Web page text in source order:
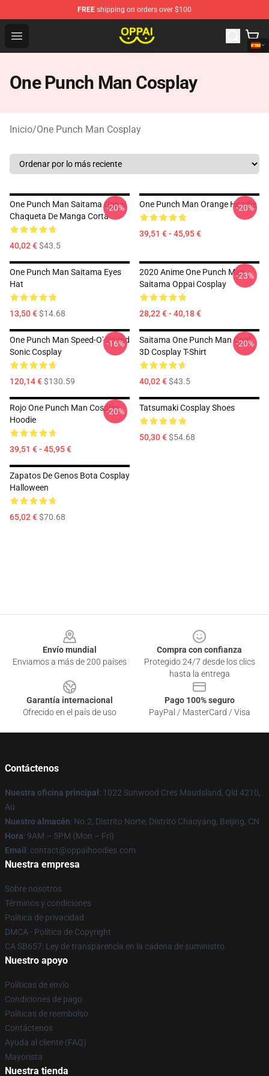
FREE shipping on orders over $100
Open menu
Oppai Store - Official Oppai Merchandise Shop
One Punch Man Cosplay
Inicio/One Punch Man Cosplay
One Punch Man Saitama Oppai
Chaqueta De Manga Corta
40,02 €$43.5
-20% One Punch Man Orange Hoodie
39,51 € - 45,95 €
-20%
One Punch Man Saitama Eyes
Hat
13,50 €$14.68
2020 Anime One Punch Man
Saitama Oppai Cosplay
28,22 € - 40,18 €
-23%
One Punch Man Speed-O'-Sound
Sonic Cosplay
120,14 €$130.59
-16%
Saitama One Punch Man Cool
3D Cosplay T-Shirt
40,02 €$43.5
-20%
Rojo One Punch Man Cosplay
Hoodie
39,51 € - 45,95 €
-20% Tatsumaki Cosplay Shoes
50,30 €$54.68
Zapatos De Genos Bota Cosplay
Halloween
65,02 €$70.68
Envío mundial
Enviamos a más de 200 países
Compra con confianza
Protegido 24/7 desde los clics
hasta la entrega
Garantía internacional
Ofrecido en el país de uso
Pago 100% seguro
PayPal / MasterCard / Visa
Contáctenos
Nuestra oficina principal : 1022 Sunwood Cres Maudsland, Qld 4210,
Au
Nuestro almacén: No.2, Distrito Norte, Distrito Chaoyang, Beijing, CN
Hora: 9AM – 5PM (Mon – Fri)
Email : contact@oppaihoodies.com
Nuestra empresa
Sobre nosotros
Términos y condiciones
Política de privacidad
DMCA - Política de Copyright
CA SB657: Ley de transparencia en la cadena de suministro
Nuestro apoyo
Políticas de envío
Condiciones de pago
Políticas de reembolso
Contáctenos
Ayuda al cliente (FAQ)
Mayorista
Nuestra tienda